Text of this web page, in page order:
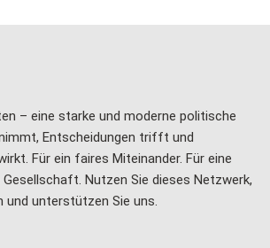
– eine starke und moderne politische
Entscheidungen trifft und
Für ein faires Miteinander. Für eine
Nutzen Sie dieses Netzwerk,
und unterstützen Sie uns.